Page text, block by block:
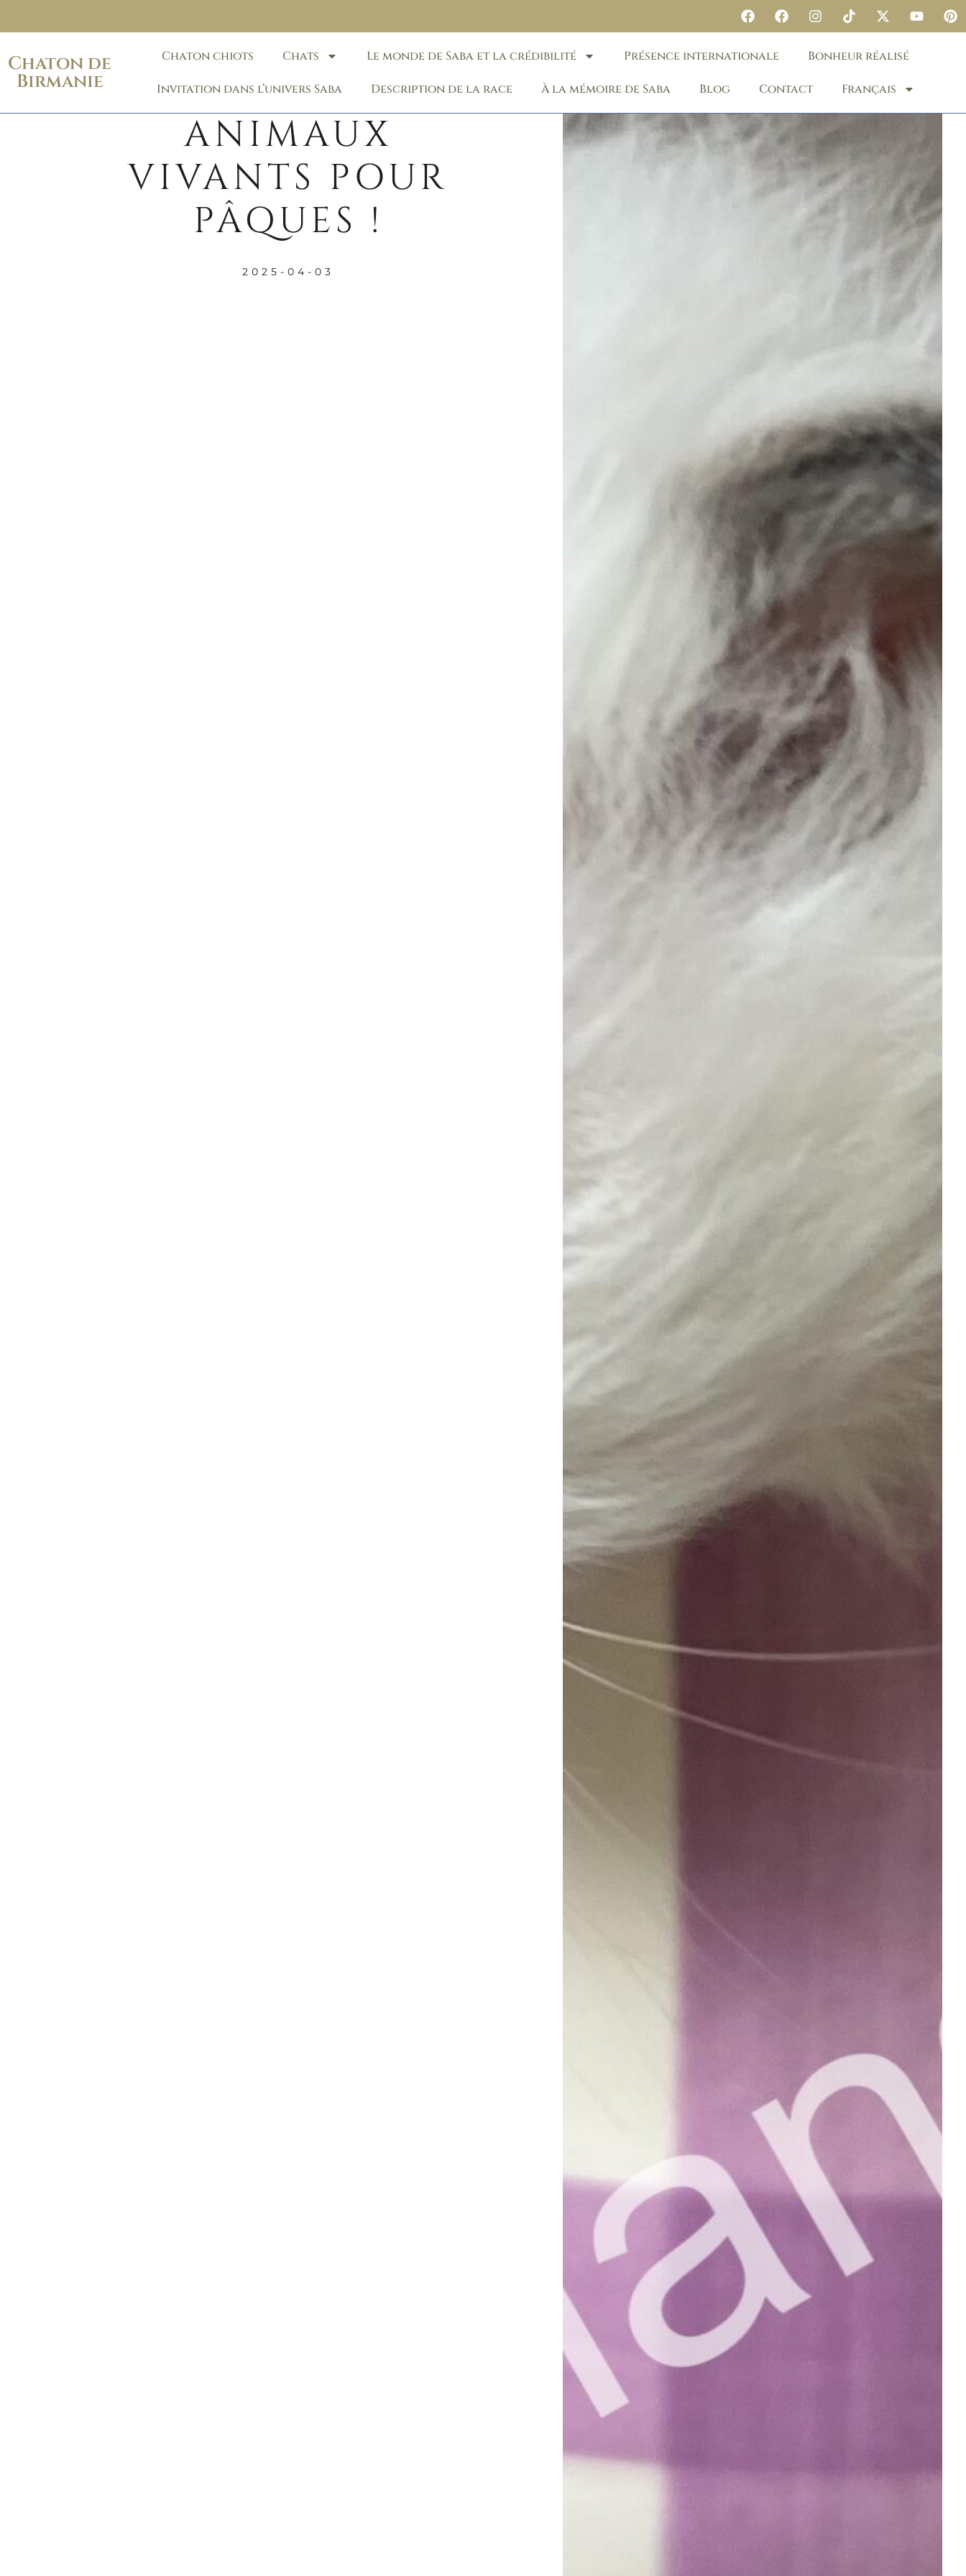
Chaton de
Birmanie
Chaton chiots Chats Le monde de Saba et la crédibilité Présence internationale Bonheur réalisé
Invitation dans l’univers Saba Description de la race À la mémoire de Saba Blog Contact Français
ANIMAUX
VIVANTS POUR
PÂQUES !
2025-04-03